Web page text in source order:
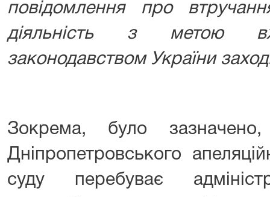
повідомлення про
діяльність з метою
законодавством України
Зокрема, було
Дніпропетровського
суду перебуває